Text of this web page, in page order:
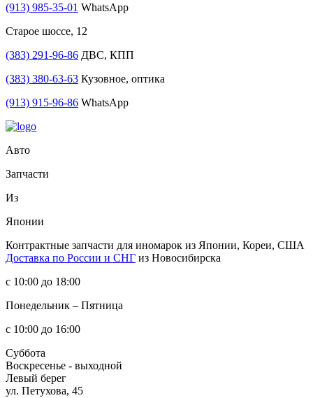
(913) 985-35-01 WhatsApp
Старое шоссе, 12
(383) 291-96-86 ДВС, КПП
(383) 380-63-63 Кузовное, оптика
(913) 915-96-86 WhatsApp
Авто
Запчасти
Из
Японии
Контрактные запчасти для иномарок из Японии, Кореи, США
Доставка по России и СНГ из Новосибирска
с 10:00 до 18:00
Понедельник – Пятница
с 10:00 до 16:00
Суббота
Воскресенье - выходной
Левый берег
ул. Петухова, 45